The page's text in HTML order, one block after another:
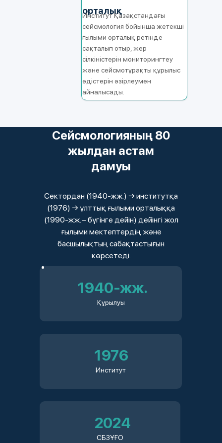
орталық
Институт Қазақстандағы
сейсмология бойынша жетекші
ғылыми орталық ретінде
сақталып отыр, жер
сілкіністерін мониторингтеу
және сейсмотұрақты құрылыс
әдістерін әзірлеумен
айналысады.
Сейсмологияның 80
жылдан астам
дамуы
Сектордан (1940‑жж.) → институтқа
(1976) → ұлттық ғылыми орталыққа
(1990‑жж. – бүгінге дейін) дейінгі жол
ғылыми мектептердің және
басшылықтың сабақтастығын
көрсетеді.
1940‑жж.
Құрылуы
1976
Институт
2024
СБЗҰҒО